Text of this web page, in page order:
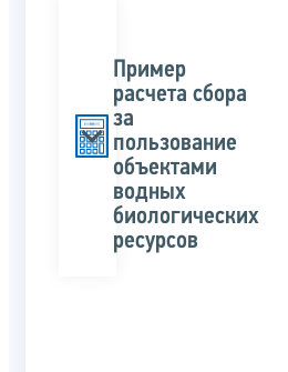
Пример
расчета сбора
за
пользование
объектами
водных
биологических
ресурсов